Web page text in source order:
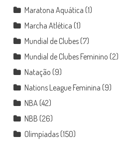
Maratona Aquática (1)
Marcha Atlética (1)
Mundial de Clubes(7)
Mundial de Clubes Feminino (2)
Natação (9)
Nations League Feminina (9)
NBA(42)
NBB (26)
Olimpíadas(150)